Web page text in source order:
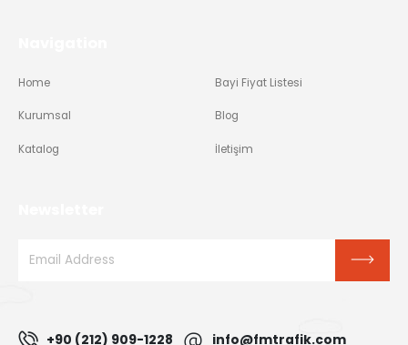
Home
Kurumsal
Katalog
Bayi Fiyat Listesi
Blog
İletişim
+90 (212) 909-1228 info@fmtrafik.com